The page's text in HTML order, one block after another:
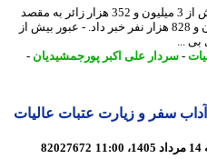
رییس ستاد اربعین کل کشور از خروج بیش از 3 میلیون و 352 هزار زائر به مقصد
عتبات عالیات و بازگشت بیش از 2 میلیون و 828 هزار نفر خبر داد. - عبور بیش از
سردار علی اکبر پورجمشیدیان-
سفر و زیارت عتبات عالیات
82027672